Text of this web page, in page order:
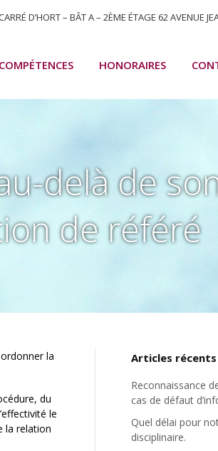
D’HORT – BÂT A – 2ÈME ÉTAGE 62 AVENUE
COMPÉTENCES HONORAIRES
delà de
de référé
la
du
le
la relation
Articles récents
Reconnaissance
cas de défaut
Quel délai pour
disciplinaire.